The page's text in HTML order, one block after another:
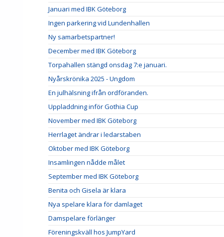
Januari med IBK Göteborg
Ingen parkering vid Lundenhallen
Ny samarbetspartner!
December med IBK Göteborg
Torpahallen stängd onsdag 7:e januari.
Nyårskrönika 2025 - Ungdom
En julhälsning ifrån ordföranden.
Uppladdning inför Gothia Cup
November med IBK Göteborg
Herrlaget ändrar i ledarstaben
Oktober med IBK Göteborg
Insamlingen nådde målet
September med IBK Göteborg
Benita och Gisela är klara
Nya spelare klara för damlaget
Damspelare förlänger
Föreningskväll hos JumpYard